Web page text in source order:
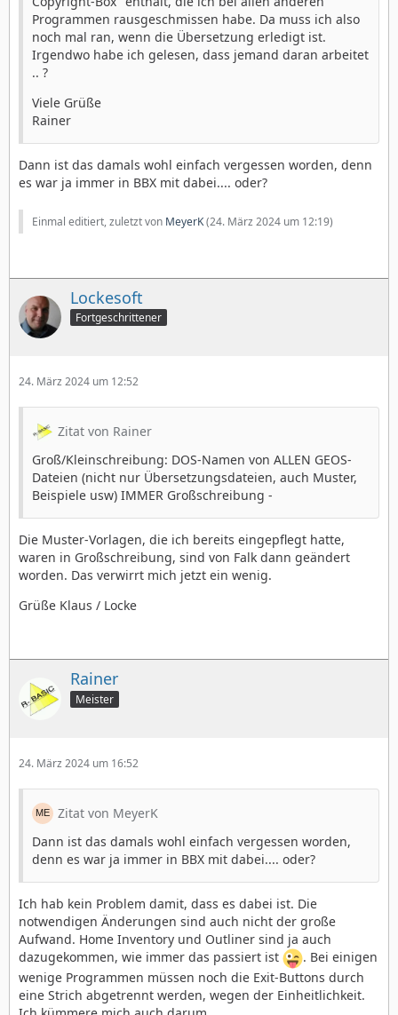
Programmen rausgeschmissen habe. Da muss ich also
noch mal ran, wenn die Übersetzung erledigt ist.
Irgendwo habe ich gelesen, dass jemand daran arbeitet
.. ?
Viele Grüße
Rainer
Dann ist das damals wohl einfach vergessen worden, denn
es war ja immer in BBX mit dabei.... oder?
Einmal editiert, zuletzt von MeyerK(24. März 2024 um 12:19)
Lockesoft
Fortgeschrittener
24. März 2024 um 12:52
Zitat von Rainer
Groß/Kleinschreibung: DOS-Namen von ALLEN GEOS-
Dateien (nicht nur Übersetzungsdateien, auch Muster,
Beispiele usw) IMMER Großschreibung -
Die Muster-Vorlagen, die ich bereits eingepflegt hatte,
waren in Großschreibung, sind von Falk dann geändert
worden. Das verwirrt mich jetzt ein wenig.
Grüße Klaus / Locke
Rainer
Meister
24. März 2024 um 16:52
Zitat von MeyerK
Dann ist das damals wohl einfach vergessen worden,
denn es war ja immer in BBX mit dabei.... oder?
Ich hab kein Problem damit, dass es dabei ist. Die
notwendigen Änderungen sind auch nicht der große
Aufwand. Home Inventory und Outliner sind ja auch
dazugekommen, wie immer das passiert ist
. Bei einigen
wenige Programmen müssen noch die Exit-Buttons durch
eine Strich abgetrennt werden, wegen der Einheitlichkeit.